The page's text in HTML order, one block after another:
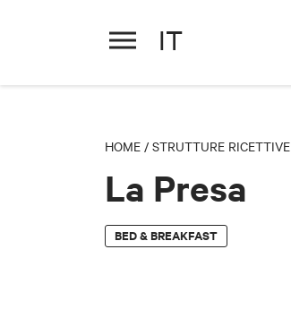
IT
HOME / STRUTTURE RICETTIVE
La Presa
BED & BREAKFAST